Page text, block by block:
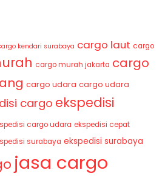
kendari surabaya cargo laut cargo
cargo murah jakarta cargo
cargo udara cargo udara
cargo ekspedisi
cargo udara ekspedisi cepat
surabaya ekspedisi surabaya
jasa cargo